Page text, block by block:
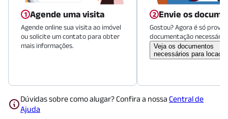
Agende uma visita
Agende online sua visita ao imóvel
ou solicite um contato para obter
mais informações.
Envie os
Gostou? Agora é só
documentação necessária.
Veja os documentos
necessários para
Dúvidas sobre como alugar? Confira a nossa Central de
Ajuda